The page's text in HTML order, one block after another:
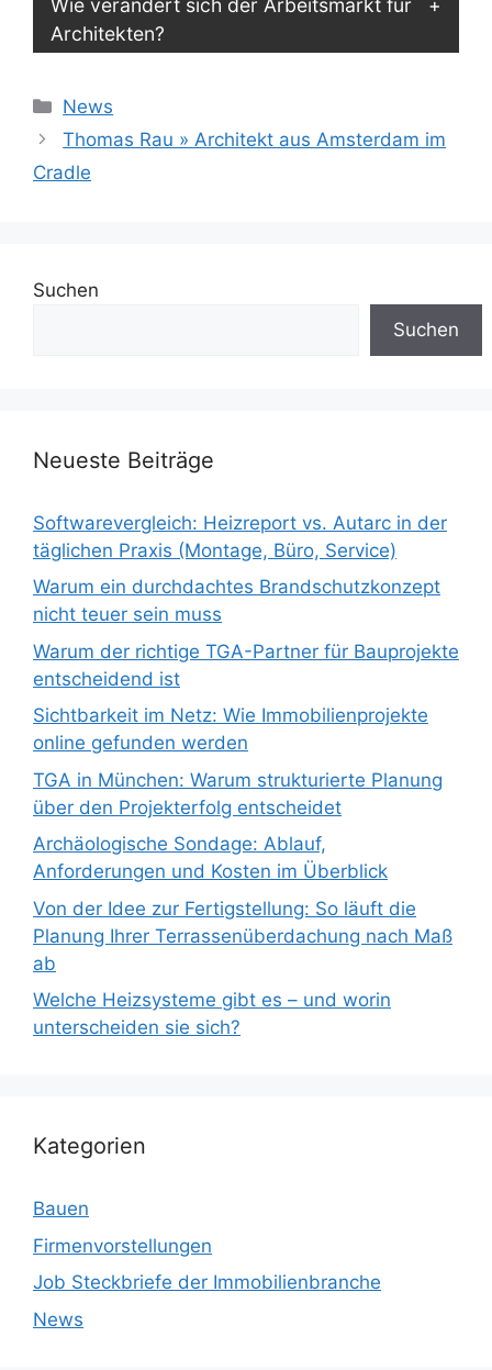
Wie verändert sich der Arbeitsmarkt für
Architekten?
Kategorien
News
Thomas Rau » Architekt aus Amsterdam im
Cradle
Suchen
Suchen
Neueste Beiträge
Softwarevergleich: Heizreport vs. Autarc in der
täglichen Praxis (Montage, Büro, Service)
Warum ein durchdachtes Brandschutzkonzept
nicht teuer sein muss
Warum der richtige TGA-Partner für Bauprojekte
entscheidend ist
Sichtbarkeit im Netz: Wie Immobilienprojekte
online gefunden werden
TGA in München: Warum strukturierte Planung
über den Projekterfolg entscheidet
Archäologische Sondage: Ablauf,
Anforderungen und Kosten im Überblick
Von der Idee zur Fertigstellung: So läuft die
Planung Ihrer Terrassenüberdachung nach Maß
ab
Welche Heizsysteme gibt es – und worin
unterscheiden sie sich?
Kategorien
Bauen
Firmenvorstellungen
Job Steckbriefe der Immobilienbranche
News